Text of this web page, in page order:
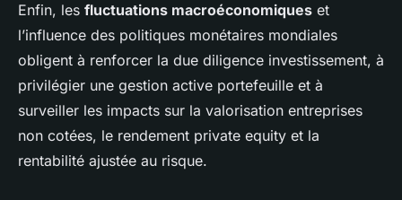
Enfin, les fluctuations macroéconomiques et
l’influence des politiques monétaires mondiales
obligent à renforcer la due diligence investissement, à
privilégier une gestion active portefeuille et à
surveiller les impacts sur la valorisation entreprises
non cotées, le rendement private equity et la
rentabilité ajustée au risque.